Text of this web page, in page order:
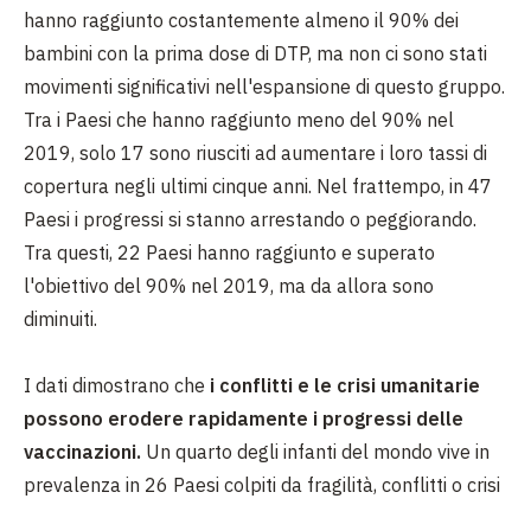
hanno raggiunto costantemente almeno il 90% dei
bambini con la prima dose di DTP, ma non ci sono stati
movimenti significativi nell'espansione di questo gruppo.
Tra i Paesi che hanno raggiunto meno del 90% nel
2019, solo 17 sono riusciti ad aumentare i loro tassi di
copertura negli ultimi cinque anni. Nel frattempo, in 47
Paesi i progressi si stanno arrestando o peggiorando.
Tra questi, 22 Paesi hanno raggiunto e superato
l'obiettivo del 90% nel 2019, ma da allora sono
diminuiti.
I dati dimostrano che i conflitti e le crisi umanitarie
possono erodere rapidamente i progressi delle
vaccinazioni. Un quarto degli infanti del mondo vive in
prevalenza in 26 Paesi colpiti da fragilità, conflitti o crisi